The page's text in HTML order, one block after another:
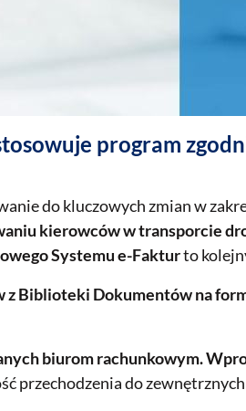
program
do kluczowych zmian w
kierowców w transporcie
Systemu e-Fakturto
z Biblioteki Dokumentów na
biurom rachunkowym.
przechodzenia do